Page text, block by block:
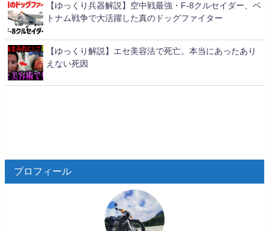
【ゆっくり兵器解説】空中戦最強・F-8クルセイダー、ベ
トナム戦争で大活躍した真のドッグファイター
【ゆっくり解説】エセ美容法で死亡。本当にあったあり
えない死因
プロフィール